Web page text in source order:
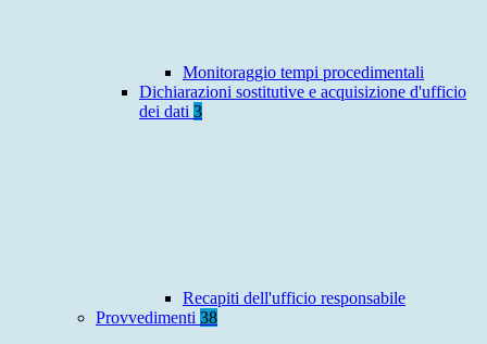
Monitoraggio tempi procedimentali
Dichiarazioni sostitutive e acquisizione d'ufficio
dei dati 3
Recapiti dell'ufficio responsabile
Provvedimenti 38